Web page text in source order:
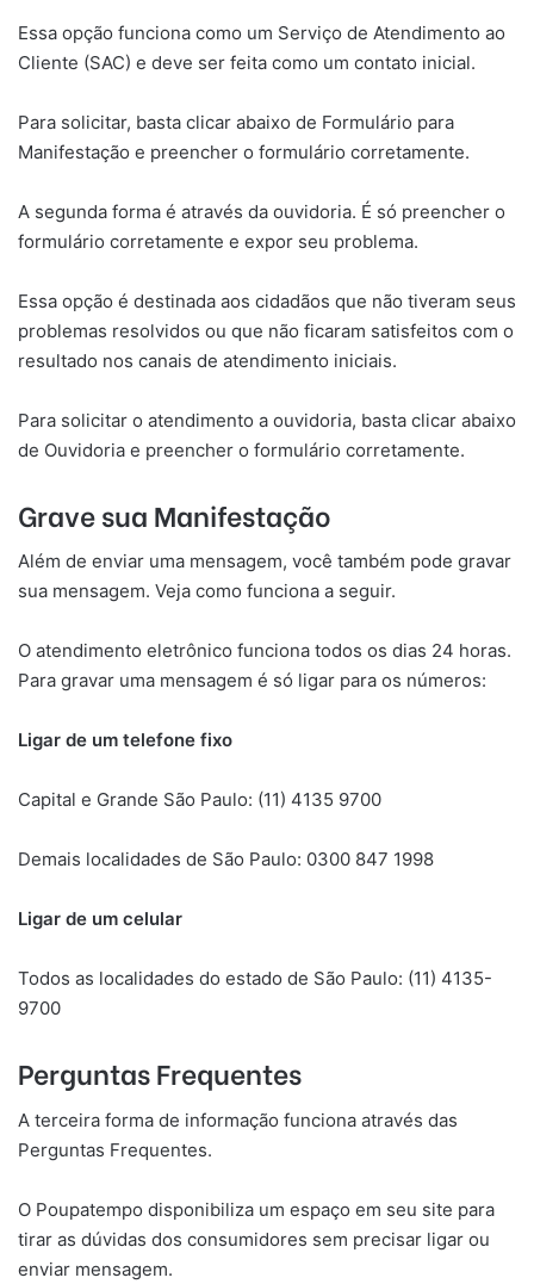
Essa opção funciona como um Serviço de Atendimento ao
Cliente (SAC) e deve ser feita como um contato inicial.
Para solicitar, basta clicar abaixo de Formulário para
Manifestação e preencher o formulário corretamente.
A segunda forma é através da ouvidoria. É só preencher o
formulário corretamente e expor seu problema.
Essa opção é destinada aos cidadãos que não tiveram seus
problemas resolvidos ou que não ficaram satisfeitos com o
resultado nos canais de atendimento iniciais.
Para solicitar o atendimento a ouvidoria, basta clicar abaixo
de Ouvidoria e preencher o formulário corretamente.
Grave sua Manifestação
Além de enviar uma mensagem, você também pode gravar
sua mensagem. Veja como funciona a seguir.
O atendimento eletrônico funciona todos os dias 24 horas.
Para gravar uma mensagem é só ligar para os números:
Ligar de um telefone fixo
Capital e Grande São Paulo: (11) 4135 9700
Demais localidades de São Paulo: 0300 847 1998
Ligar de um celular
Todos as localidades do estado de São Paulo: (11) 4135-
9700
Perguntas Frequentes
A terceira forma de informação funciona através das
Perguntas Frequentes.
O Poupatempo disponibiliza um espaço em seu site para
tirar as dúvidas dos consumidores sem precisar ligar ou
enviar mensagem.